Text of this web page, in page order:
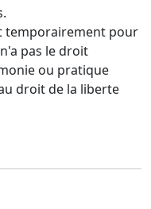
temporairement pour
pas le droit
ou pratique
droit de la liberte